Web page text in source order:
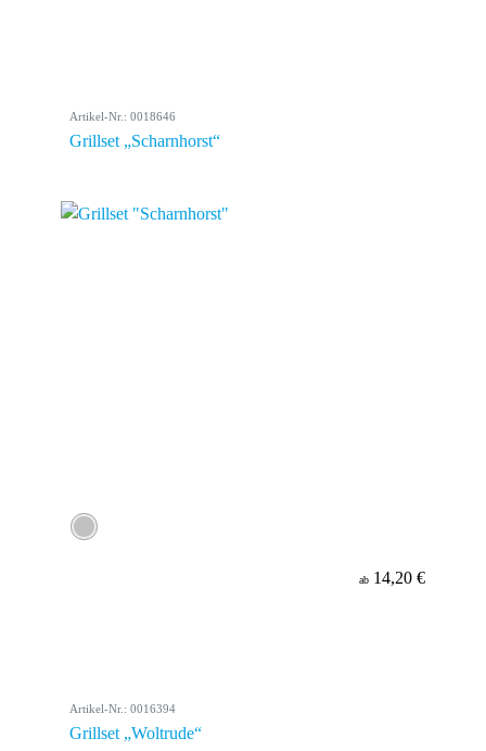
Artikel-Nr.: 0018646
Grillset „Scharnhorst“
ab 14,20 €
Artikel-Nr.: 0016394
Grillset „Woltrude“